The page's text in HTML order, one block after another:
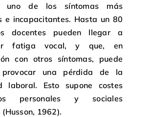
uno de los síntomas más
e incapacitantes. Hasta un 80
docentes pueden llegar a
fatiga vocal, y que, en
con otros síntomas, puede
una pérdida de la
laboral. Esto supone costes
personales y sociales
1962).